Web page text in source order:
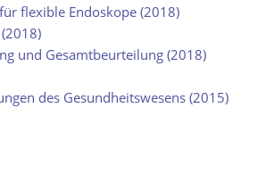
flexible Endoskope (2018)
und Gesamtbeurteilung (2018)
des Gesundheitswesens (2015)